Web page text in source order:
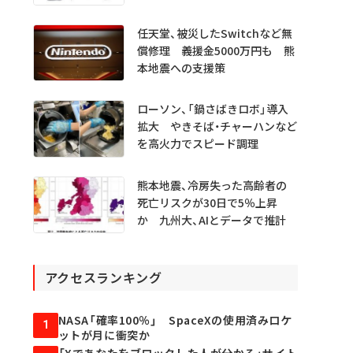
を分析
任天堂、被災したSwitchなど無
償修理 義援金5000万円も 熊
本地震への支援策
ローソン、「鍋さばきロボ」導入
拡大 やきそば・チャーハンなど
を高火力でスピード調理
熊本地震、冷房失った高齢者の
死亡リスクが30日で5％上昇
か 九州大、AIとデータで推計
アクセスランキング
1
NASA「確率100％」 SpaceXの使用済みロケ
ットが月に衝突か